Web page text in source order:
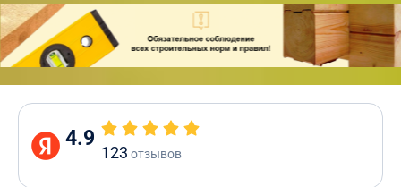
4.9
123 отзывов